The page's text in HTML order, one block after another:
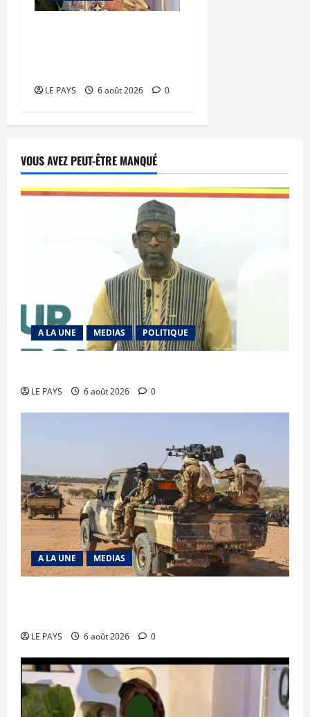
LE PAYS 6 août 2026 0
VOUS AVEZ PEUT-ÊTRE MANQUÉ
A LA UNE MEDIAS POLITIQUE
LE PAYS 6 août 2026 0
A LA UNE MEDIAS
LE PAYS 6 août 2026 0